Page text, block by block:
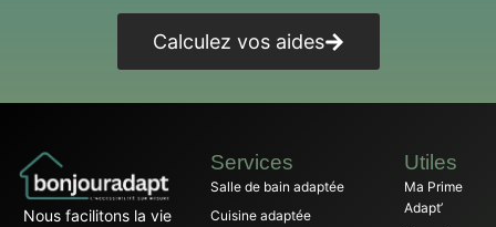
Voir les détails
Calculez vos aides
Nous facilitons la vie
Services
Salle de bain adaptée
Cuisine adaptée
Utiles
Ma Prime
Adapt’